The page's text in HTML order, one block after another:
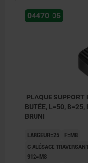
04470-05
PLAQUE SUPPORT
BUTÉE, L=50, B=25,
BRUNI
LARGEUR=25
F=M8
G ALÉSAGE
912=M8